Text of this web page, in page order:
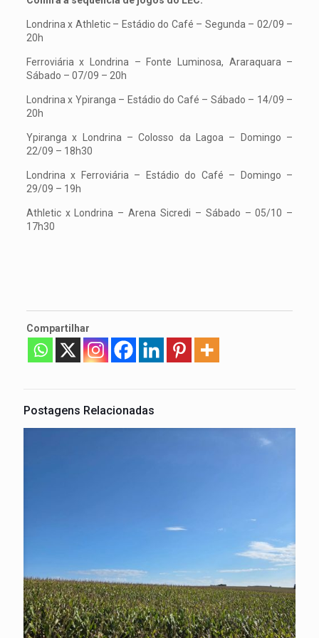
Londrina x Athletic – Estádio do Café – Segunda – 02/09 –
20h
Ferroviária x Londrina – Fonte Luminosa, Araraquara –
Sábado – 07/09 – 20h
Londrina x Ypiranga – Estádio do Café – Sábado – 14/09 –
20h
Ypiranga x Londrina – Colosso da Lagoa – Domingo –
22/09 – 18h30
Londrina x Ferroviária – Estádio do Café – Domingo –
29/09 – 19h
Athletic x Londrina – Arena Sicredi – Sábado – 05/10 –
17h30
Compartilhar
Postagens Relacionadas